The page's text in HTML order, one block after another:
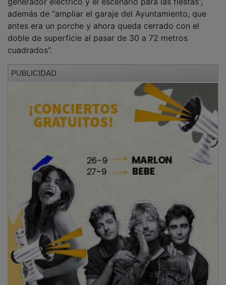
además de “ampliar el garaje del Ayuntamiento, que
antes era un porche y ahora queda cerrado con el
doble de superficie al pasar de 30 a 72 metros
cuadrados”.